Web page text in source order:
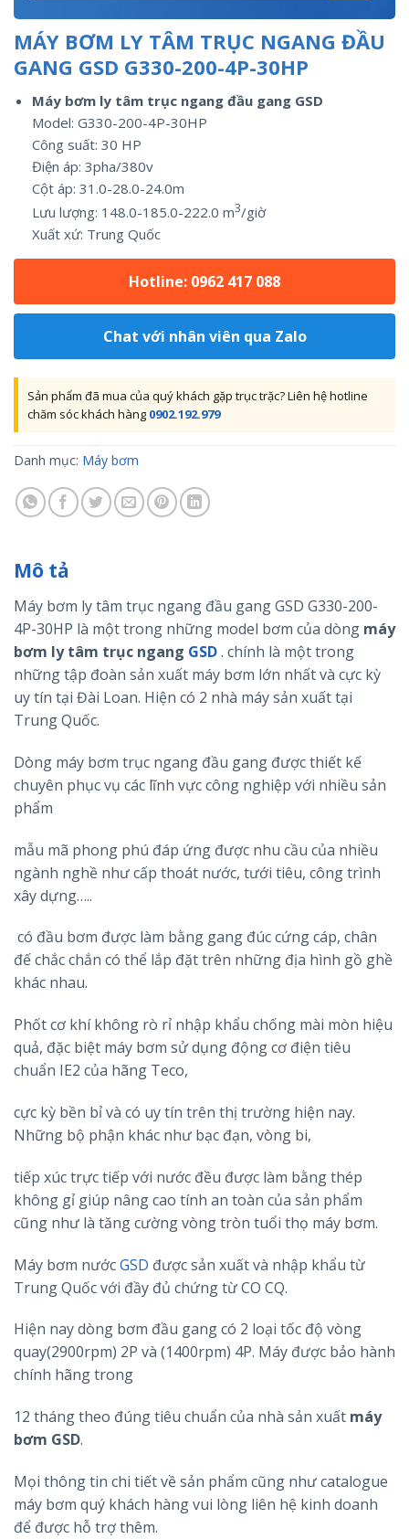
MÁY BƠM LY TÂM TRỤC NGANG ĐẦU
GANG GSD G330-200-4P-30HP
Máy bơm ly tâm trục ngang đầu gang GSD
Model: G330-200-4P-30HP
Công suất: 30 HP
Điện áp: 3pha/380v
Cột áp: 31.0-28.0-24.0m
Lưu lượng: 148.0-185.0-222.0 m3/giờ
Xuất xứ: Trung Quốc
Hotline: 0962 417 088
Chat với nhân viên qua Zalo
Sản phẩm đã mua của quý khách gặp trục trặc? Liên hệ hotline
chăm sóc khách hàng 0902.192.979
Danh mục: Máy bơm
Mô tả
Máy bơm ly tâm trục ngang đầu gang GSD G330-200-
4P-30HP là một trong những model bơm của dòng máy
bơm ly tâm trục ngang GSD. chính là một trong
những tập đoàn sản xuất máy bơm lớn nhất và cực kỳ
uy tín tại Đài Loan. Hiện có 2 nhà máy sản xuất tại
Trung Quốc.
Dòng máy bơm trục ngang đầu gang được thiết kế
chuyên phục vụ các lĩnh vực công nghiệp với nhiều sản
phẩm
mẫu mã phong phú đáp ứng được nhu cầu của nhiều
ngành nghề như cấp thoát nước, tưới tiêu, công trình
xây dựng…..
có đầu bơm được làm bằng gang đúc cứng cáp, chân
đế chắc chắn có thể lắp đặt trên những địa hình gồ ghề
khác nhau.
Phốt cơ khí không rò rỉ nhập khẩu chống mài mòn hiệu
quả, đặc biệt máy bơm sử dụng động cơ điện tiêu
chuẩn IE2 của hãng Teco,
cực kỳ bền bỉ và có uy tín trên thị trường hiện nay.
Những bộ phận khác như bạc đạn, vòng bi,
tiếp xúc trực tiếp với nước đều được làm bằng thép
không gỉ giúp nâng cao tính an toàn của sản phẩm
cũng như là tăng cường vòng tròn tuổi thọ máy bơm.
Máy bơm nướcGSD được sản xuất và nhập khẩu từ
Trung Quốc với đầy đủ chứng từ CO CQ.
Hiện nay dòng bơm đầu gang có 2 loại tốc độ vòng
quay(2900rpm) 2P và (1400rpm) 4P. Máy được bảo hành
chính hãng trong
12 tháng theo đúng tiêu chuẩn của nhà sản xuất máy
bơm GSD.
Mọi thông tin chi tiết về sản phẩm cũng như catalogue
máy bơm quý khách hàng vui lòng liên hệ kinh doanh
để được hỗ trợ thêm.